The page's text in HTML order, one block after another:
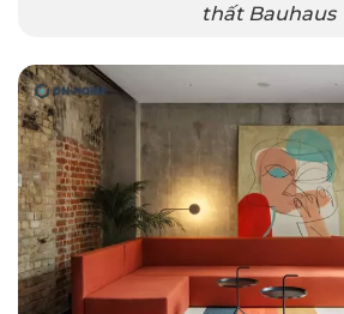
thất Bauhaus